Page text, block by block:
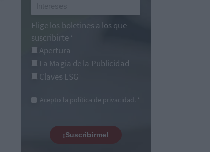
Elige los boletines a los que
suscribirte *
Apertura
La Magia de la Publicidad
Claves ESG
Acepto la política de privacidad. *
¡Suscribirme!